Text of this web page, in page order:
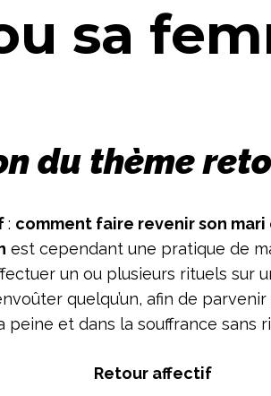
sa
du thème
: comment faire revenir son mari
est cependant une pratique de
un ou plusieurs rituels sur
quelqu’un, afin de parvenir
peine et dans la souffrance sans
Retour affectif